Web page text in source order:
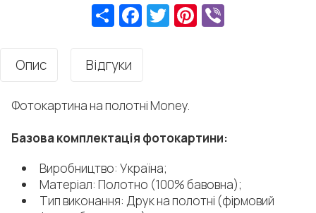
РесурсFacebook
TwitterPinterest
Опис Відгуки
Фотокартина на полотні Money.
Базова комплектація фотокартини:
Виробництво: Україна;
Матеріал: Полотно (100% бавовна);
Тип виконання: Друк на полотні (фірмовий